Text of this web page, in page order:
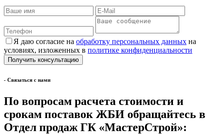
Я даю согласие на обработку персональных данных на
условиях, изложенных в политике конфиденциальности
- Cвязаться с нами
По вопросам расчета стоимости и
срокам поставок ЖБИ обращайтесь в
Отдел продаж ГК «МастерСтрой»: